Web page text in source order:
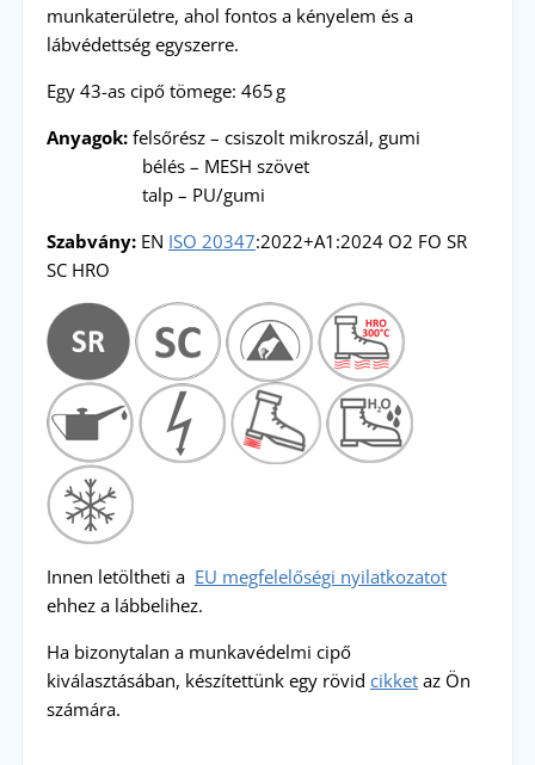
munkaterületre, ahol fontos a kényelem és a
lábvédettség egyszerre.
Egy 43-as cipő tömege: 465 g
Anyagok:felsőrész – csiszolt mikroszál, gumi
bélés – MESH szövet
talp – PU/gumi
Szabvány:EN ISO 20347:2022+A1:2024 O2 FO SR
SC HRO
Innen letöltheti a EU megfelelőségi nyilatkozatot
ehhez a lábbelihez.
Ha bizonytalan a munkavédelmi cipő
kiválasztásában, készítettünk egy rövid cikketaz Ön
számára.